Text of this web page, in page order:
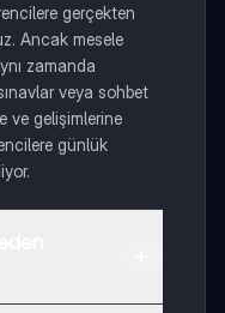
gerçekten
Ancak mesele
zamanda
veya sohbet
ve gelişimlerine
günlük